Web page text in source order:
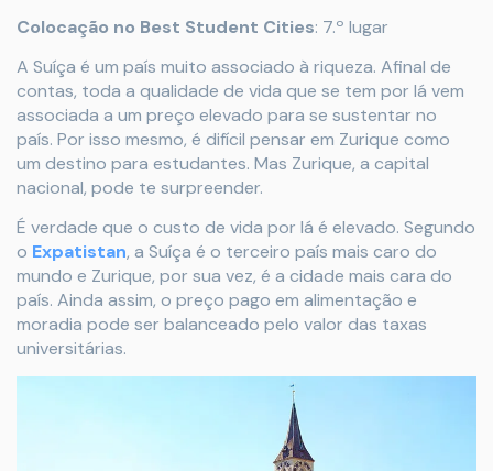
Colocação no Best Student Cities: 7.º lugar
A Suíça é um país muito associado à riqueza. Afinal de
contas, toda a qualidade de vida que se tem por lá vem
associada a um preço elevado para se sustentar no
país. Por isso mesmo, é difícil pensar em Zurique como
um destino para estudantes. Mas Zurique, a capital
nacional, pode te surpreender.
É verdade que o custo de vida por lá é elevado. Segundo
o Expatistan, a Suíça é o terceiro país mais caro do
mundo e Zurique, por sua vez, é a cidade mais cara do
país. Ainda assim, o preço pago em alimentação e
moradia pode ser balanceado pelo valor das taxas
universitárias.